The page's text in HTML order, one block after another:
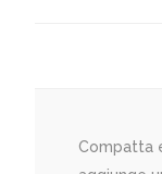
Compatta